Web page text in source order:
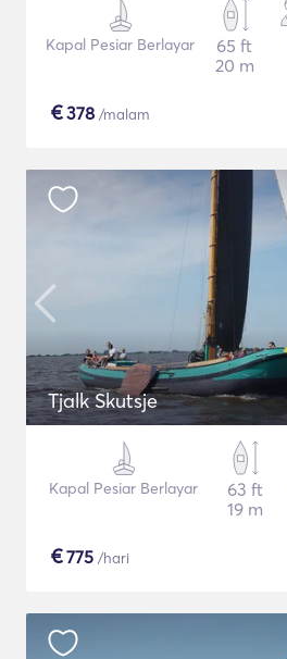
Kapal Pesiar Berlayar
65 ft
20 m
€378 /malam
Tjalk Skutsje
Kapal Pesiar Berlayar
63 ft
19 m
€775 /hari